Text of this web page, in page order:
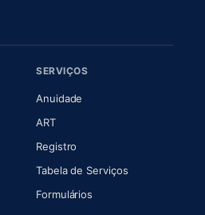
nova aba)
em nova aba)
SERVIÇOS
Anuidade
ART(abre em nova aba)
Registro
Tabela de Serviços
Formulários